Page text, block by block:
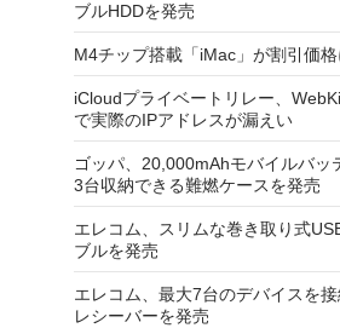
ブルHDDを発売
M4チップ搭載「iMac」が割引価格
iCloudプライベートリレー、
で実際のIPアドレスが漏えい
ゴッパ、20,000mAhモバイルバッ
3台収納できる難燃ケースを発売
エレコム、スリムな巻き取り式
ブルを発売
エレコム、最大7台のデバイスを
レシーバーを発売